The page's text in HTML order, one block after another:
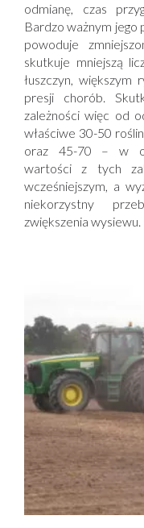
odmianę, czas
Bardzo ważnym jego
powoduje
skutkuje mniejszą
łuszczyn, większym
presji chorób.
zależności więc od
właściwe 30-50
oraz 45-70 – w
wartości z tych
wcześniejszym, a
niekorzystny
zwiększenia wysiewu.